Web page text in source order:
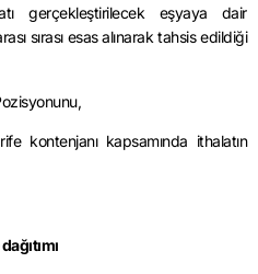
gerçekleştirilecek eşyaya dair
sırası esas alınarak tahsis edildiği
kontenjanı kapsamında ithalatın
dağıtımı